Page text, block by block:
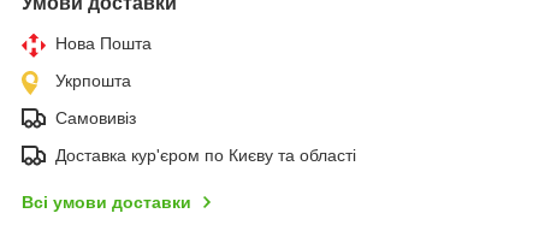
Нова Пошта
Укрпошта
Самовивіз
Доставка кур'єром по Києву та області
Всі умови доставки